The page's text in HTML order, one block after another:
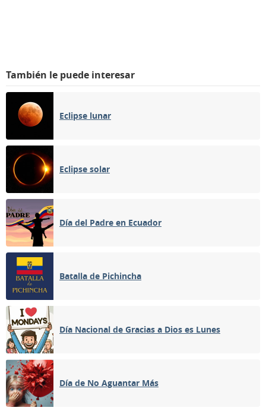
También le puede interesar
Eclipse lunar
Eclipse solar
Día del Padre en Ecuador
Batalla de Pichincha
Día Nacional de Gracias a Dios es Lunes
Día de No Aguantar Más